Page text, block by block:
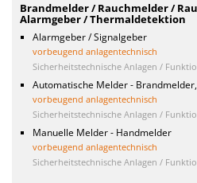
Brandmelder / Rauchmelder /
Alarmgeber / Thermaldetektion
Alarmgeber / Signalgeber
vorbeugend anlagentechnisch
Sicherheitstechnische Anlagen /
Automatische Melder -
vorbeugend anlagentechnisch
Sicherheitstechnische Anlagen /
Manuelle Melder - Handmelder
vorbeugend anlagentechnisch
Sicherheitstechnische Anlagen /